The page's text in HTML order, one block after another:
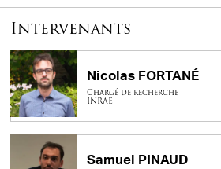
Intervenants
Nicolas FORTANÉ
Chargé de recherche
INRAE
Samuel PINAUD